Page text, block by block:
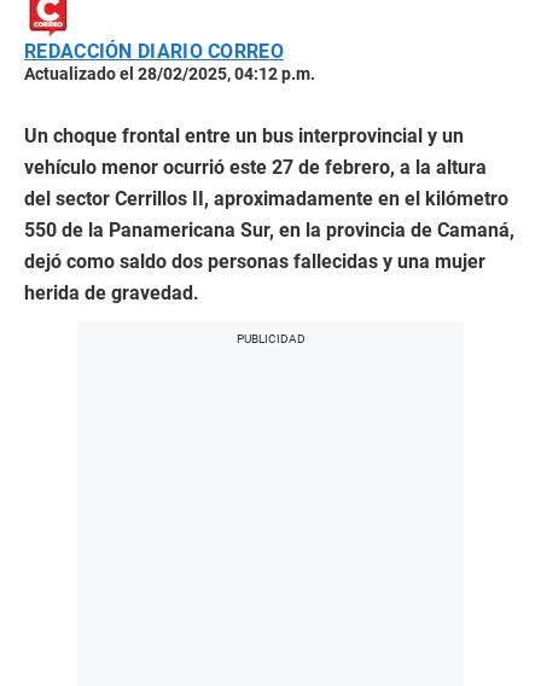
REDACCIÓN DIARIO CORREO
Actualizado el 28/02/2025, 04:12 p.m.
Un choque frontal entre un bus interprovincial y un
vehículo menor ocurrió este 27 de febrero, a la altura
del sector Cerrillos II, aproximadamente en el kilómetro
550 de la Panamericana Sur, en la provincia de Camaná,
dejó como saldo dos personas fallecidas y una mujer
herida de gravedad.